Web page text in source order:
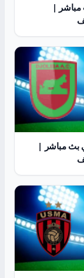
مباشر |
بث مباشر |